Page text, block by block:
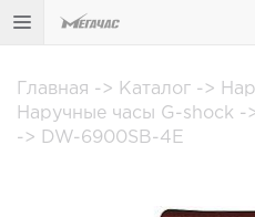
Главная -> Каталог ->
Наручные часы G-shock -
-> DW-6900SB-4E